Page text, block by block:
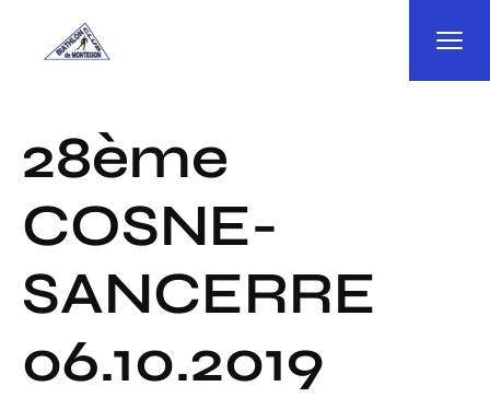
28ème
COSNE-
SANCERRE
06.10.2019